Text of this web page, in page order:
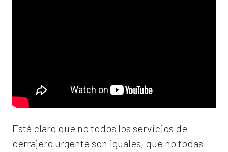
Está claro que no todos los servicios de
cerrajero urgente son iguales, que no todas